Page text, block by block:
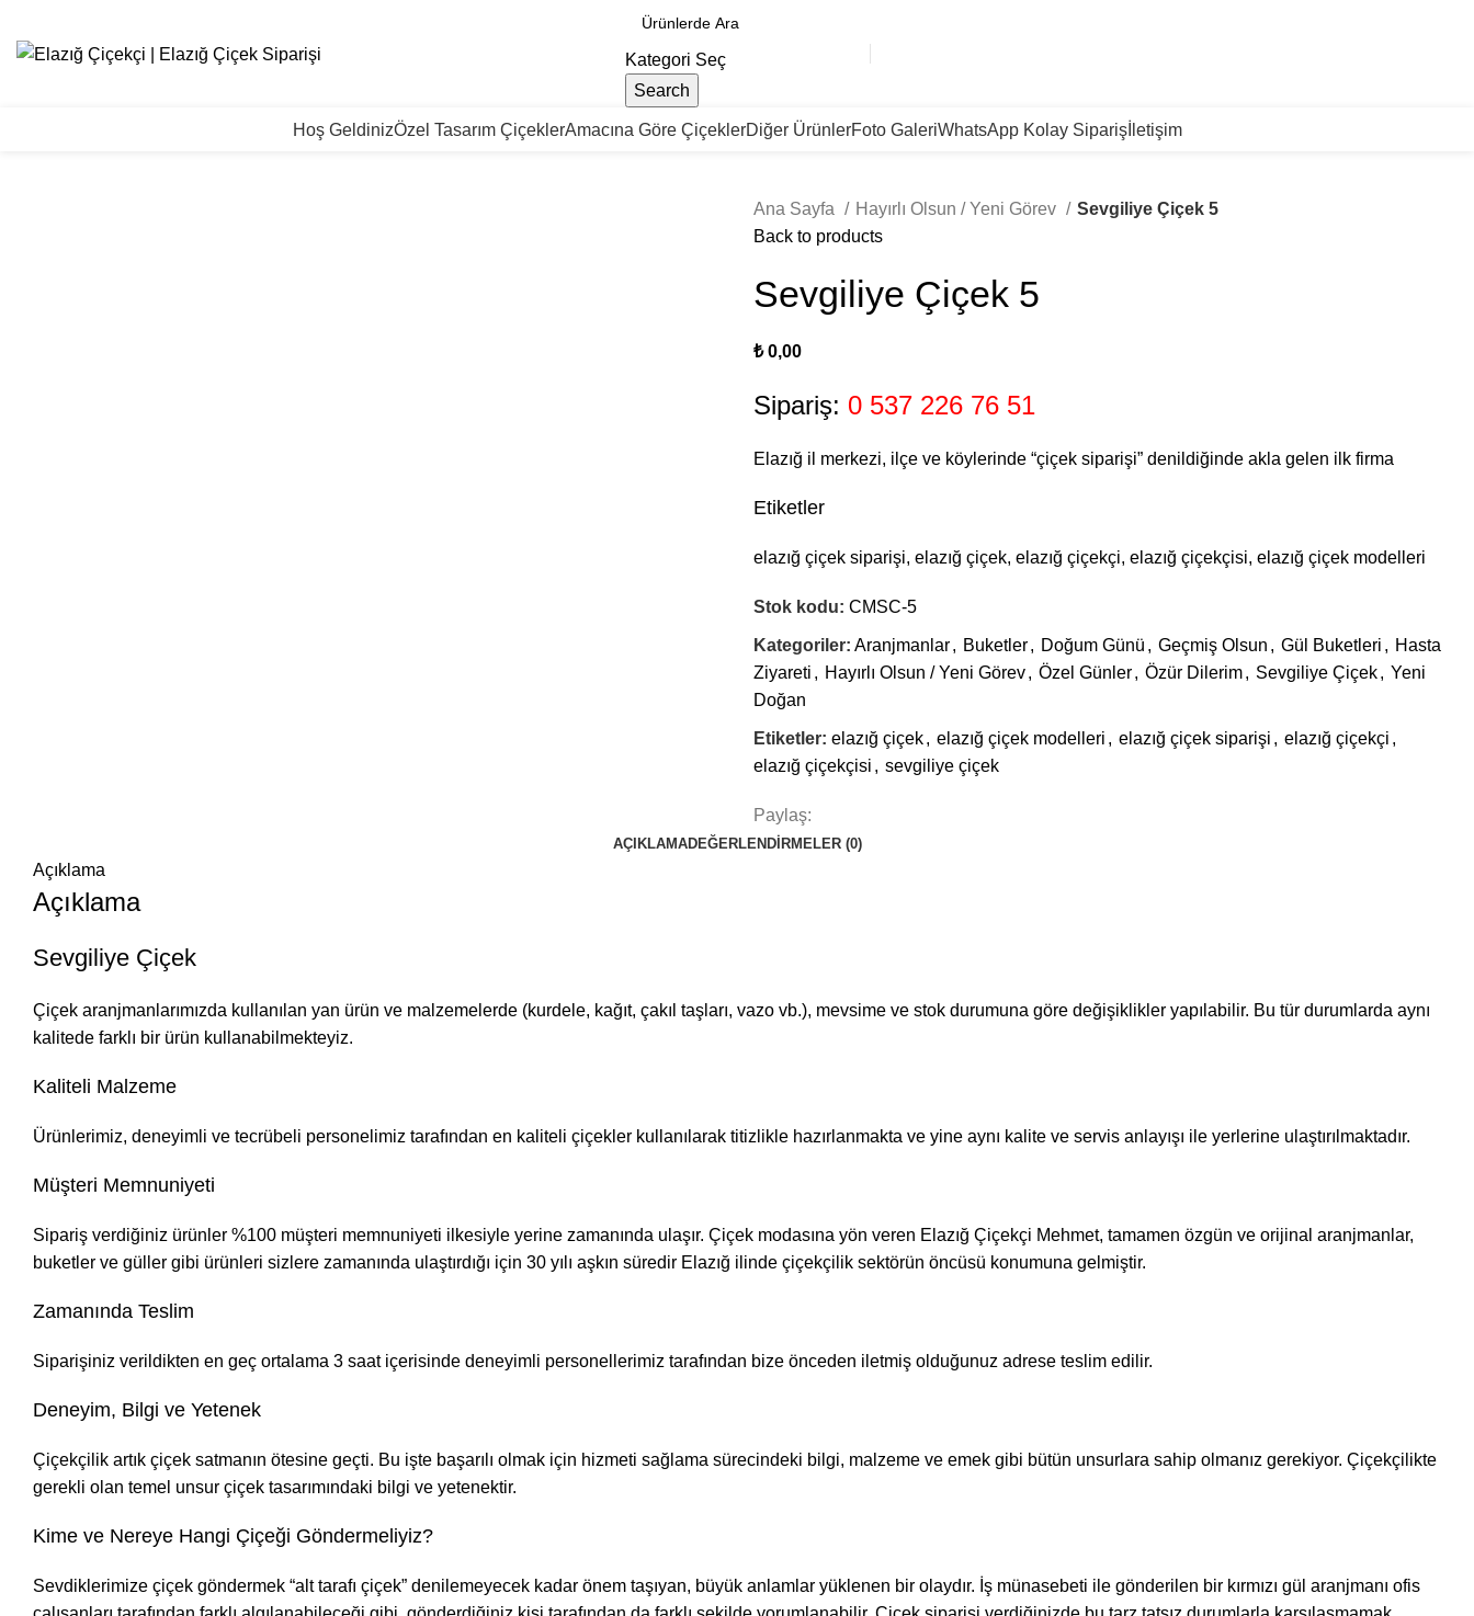
Kategori Seç
Search
Hoş GeldinizÖzel Tasarım ÇiçeklerAmacına Göre ÇiçeklerDiğer ÜrünlerFoto GaleriWhatsApp Kolay Siparişİletişim
Ana Sayfa Hayırlı Olsun / Yeni Görev
Sevgiliye Çiçek 5
Back to products
Sevgiliye Çiçek 5
₺
Sipariş: 0 537 226 76 51
Elazığ il merkezi, ilçe ve köylerinde “çiçek siparişi” denildiğinde akla gelen ilk firma
Etiketler
elazığ çiçek siparişi, elazığ çiçek, elazığ çiçekçi, elazığ çiçekçisi, elazığ çiçek modelleri
Stok kodu: CMSC-5
Kategoriler: Aranjmanlar, Buketler, Doğum Günü , Geçmiş Olsun , Gül Buketleri , Hasta
Ziyareti , Hayırlı Olsun / Yeni Görev, Özel Günler, Özür Dilerim, Sevgiliye Çiçek, Yeni
Doğan
Etiketler: elazığ çiçek, elazığ çiçek modelleri , elazığ çiçek siparişi , elazığ çiçekçi ,
elazığ çiçekçisi , sevgiliye çiçek
Paylaş:
AÇIKLAMADEĞERLENDIRMELER (0)
Açıklama
Açıklama
Sevgiliye Çiçek
Çiçek aranjmanlarımızda kullanılan yan ürün ve malzemelerde (kurdele, kağıt, çakıl taşları, vazo vb.), mevsime ve stok durumuna göre değişiklikler yapılabilir. Bu tür durumlarda aynı
kalitede farklı bir ürün kullanabilmekteyiz.
Kaliteli Malzeme
Ürünlerimiz, deneyimli ve tecrübeli personelimiz tarafından en kaliteli çiçekler kullanılarak titizlikle hazırlanmakta ve yine aynı kalite ve servis anlayışı ile yerlerine ulaştırılmaktadır.
Müşteri Memnuniyeti
Sipariş verdiğiniz ürünler %100 müşteri memnuniyeti ilkesiyle yerine zamanında ulaşır. Çiçek modasına yön veren Elazığ Çiçekçi Mehmet, tamamen özgün ve orijinal aranjmanlar,
buketler ve güller gibi ürünleri sizlere zamanında ulaştırdığı için 30 yılı aşkın süredir Elazığ ilinde çiçekçilik sektörün öncüsü konumuna gelmiştir.
Zamanında Teslim
Siparişiniz verildikten en geç ortalama 3 saat içerisinde deneyimli personellerimiz tarafından bize önceden iletmiş olduğunuz adrese teslim edilir.
Deneyim, Bilgi ve Yetenek
Çiçekçilik artık çiçek satmanın ötesine geçti. Bu işte başarılı olmak için hizmeti sağlama sürecindeki bilgi, malzeme ve emek gibi bütün unsurlara sahip olmanız gerekiyor. Çiçekçilikte
gerekli olan temel unsur çiçek tasarımındaki bilgi ve yetenektir.
Kime ve Nereye Hangi Çiçeği Göndermeliyiz?
Sevdiklerimize çiçek göndermek “alt tarafı çiçek” denilemeyecek kadar önem taşıyan, büyük anlamlar yüklenen bir olaydır. İş münasebeti ile gönderilen bir kırmızı gül aranjmanı ofis